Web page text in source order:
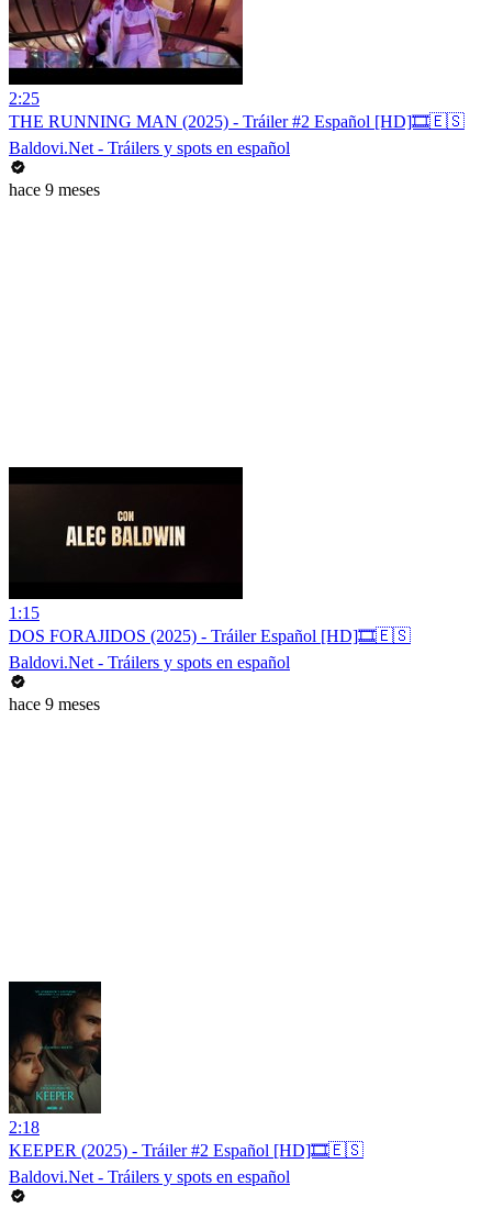
2:25
THE RUNNING MAN (2025) - Tráiler #2 Español [HD]🎞️🇪🇸
Baldovi.Net - Tráilers y spots en español
hace 9 meses
1:15
DOS FORAJIDOS (2025) - Tráiler Español [HD]🎞️🇪🇸
Baldovi.Net - Tráilers y spots en español
hace 9 meses
2:18
KEEPER (2025) - Tráiler #2 Español [HD]🎞️🇪🇸
Baldovi.Net - Tráilers y spots en español